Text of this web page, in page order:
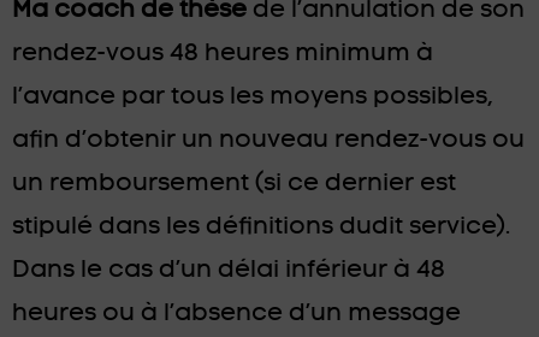
Ma coach de thèse de l’annulation de son
rendez-vous 48 heures minimum à
l’avance par tous les moyens possibles,
afin d’obtenir un nouveau rendez-vous ou
un remboursement (si ce dernier est
stipulé dans les définitions dudit service).
Dans le cas d’un délai inférieur à 48
heures ou à l’absence d’un message